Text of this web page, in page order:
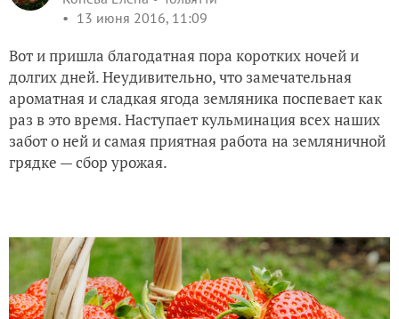
13 июня 2016, 11:09
Вот и пришла благодатная пора коротких ночей и
долгих дней. Неудивительно, что замечательная
ароматная и сладкая ягода земляника поспевает как
раз в это время. Наступает кульминация всех наших
забот о ней и самая приятная работа на земляничной
грядке — сбор урожая.